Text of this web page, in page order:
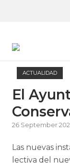
ACTUALIDAD
El
26 September
Las nuevas
lectiva del